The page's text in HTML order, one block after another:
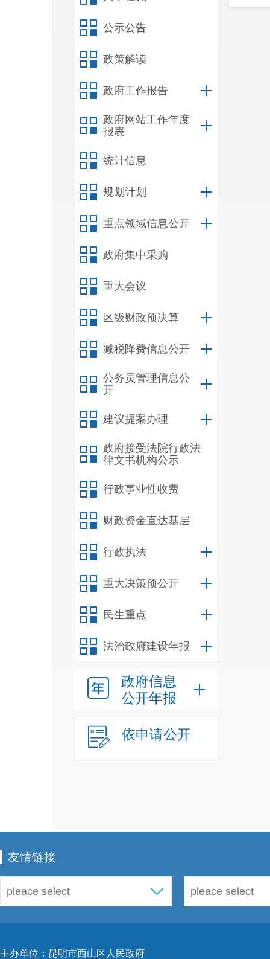
公示公告
政策解读
政府工作报告
政府网站工作年度
报表
统计信息
规划计划
重点领域信息公开
政府集中采购
重大会议
区级财政预决算
减税降费信息公开
公务员管理信息公
开
建议提案办理
政府接受法院行政法
律文书机构公示
行政事业性收费
财政资金直达基层
行政执法
重大决策预公开
民生重点
法治政府建设年报
政府信息
公开年报
依申请公开
友情链接
主办单位：昆明市西山区人民政府